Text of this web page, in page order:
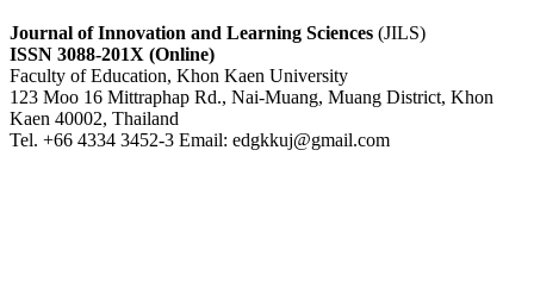
Journal of Innovation and Learning Sciences (JILS)
ISSN 3088-201X (Online)
Faculty of Education, Khon Kaen University
123 Moo 16 Mittraphap Rd., Nai-Muang, Muang District, Khon
Kaen 40002, Thailand
Tel. +66 4334 3452-3 Email: edgkkuj@gmail.com